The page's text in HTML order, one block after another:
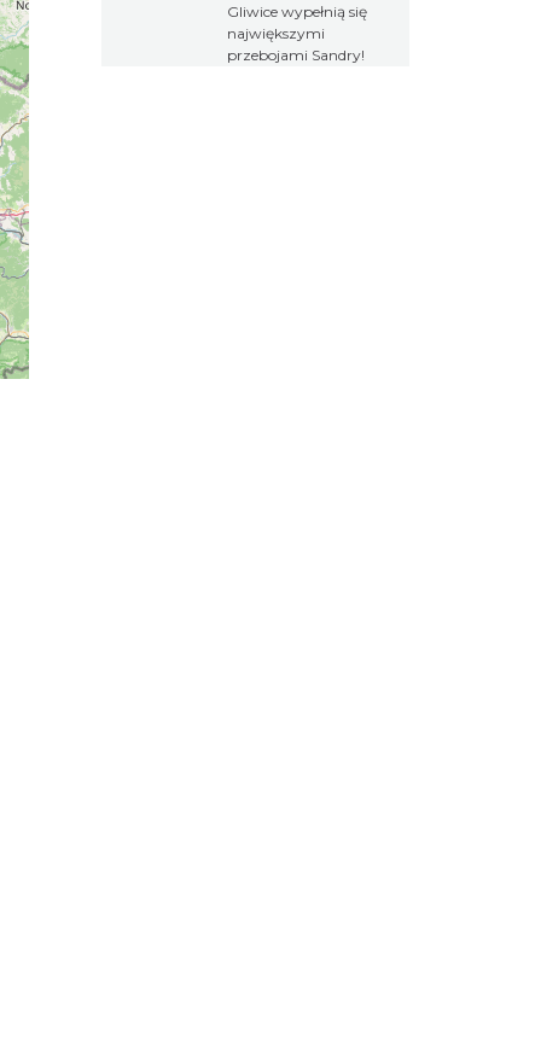
Gliwice wypełnią się
największymi
przebojami Sandry!